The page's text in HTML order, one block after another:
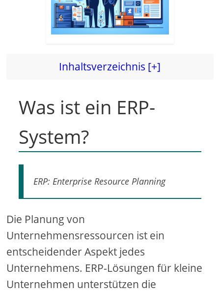
Inhaltsverzeichnis [+]
Was ist ein ERP-
System?
ERP: Enterprise Resource Planning
Die Planung von
Unternehmensressourcen ist ein
entscheidender Aspekt jedes
Unternehmens. ERP-Lösungen für kleine
Unternehmen unterstützen die